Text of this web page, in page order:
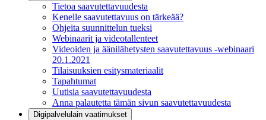
Tietoa saavutettavuudesta
Kenelle saavutettavuus on tärkeää?
Ohjeita suunnittelun tueksi
Webinaarit ja videotallenteet
Videoiden ja äänilähetysten saavutettavuus -webinaari
20.1.2021
Tilaisuuksien esitysmateriaalit
Tapahtumat
Uutisia saavutettavuudesta
Anna palautetta tämän sivun saavutettavuudesta
Digipalvelulain vaatimukset